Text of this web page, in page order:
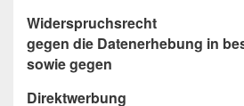
Widerspruchsrecht
gegen die Datenerhebung in
sowie gegen
Direktwerbung